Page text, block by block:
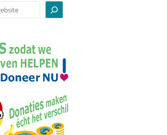
BODEMBEDEKKING
CADEAUBONNEN
INFOPAKKETTEN
KNUFFELS
RUGZAKKEN
SERVIES